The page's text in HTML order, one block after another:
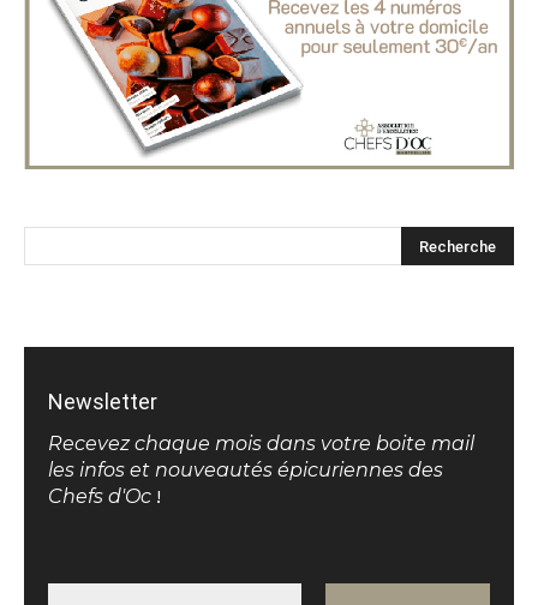
Newsletter
Recevez chaque mois dans votre boite mail
les infos et nouveautés épicuriennes des
Chefs d'Oc !